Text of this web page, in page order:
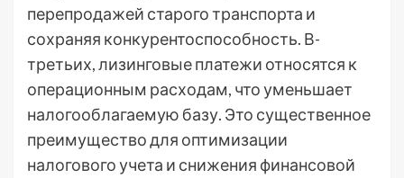
перепродажей старого транспорта и
сохраняя конкурентоспособность. В-
третьих, лизинговые платежи относятся к
операционным расходам, что уменьшает
налогооблагаемую базу. Это существенное
преимущество для оптимизации
налогового учета и снижения финансовой